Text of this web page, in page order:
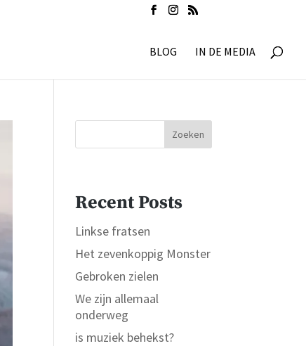
BLOG IN DE MEDIA
Zoeken
Recent Posts
Linkse fratsen
Het zevenkoppig Monster
Gebroken zielen
We zijn allemaal
onderweg
is muziek behekst?